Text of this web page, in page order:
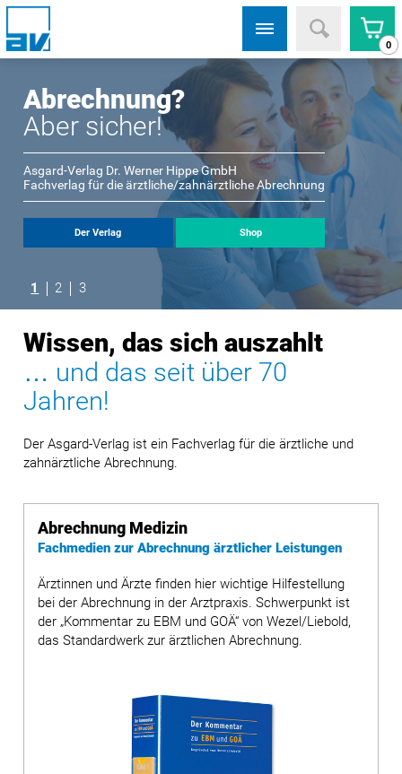
0
1 2 3
Abrechnung?
Aber sicher!
Asgard-Verlag Dr. Werner Hippe GmbH
Fachverlag für die ärztliche/zahnärztliche Abrechnung
Der Verlag Shop
Wissen, das sich auszahlt
… und das seit über 70
Jahren!
Der Asgard-Verlag ist ein Fachverlag für die ärztliche und
zahnärztliche Abrechnung.
Abrechnung Medizin
Fachmedien zur Abrechnung ärztlicher Leistungen
Ärztinnen und Ärzte finden hier wichtige Hilfestellung
bei der Abrechnung in der Arztpraxis. Schwerpunkt ist
der „Kommentar zu EBM und GOÄ“ von Wezel/Liebold,
das Standardwerk zur ärztlichen Abrechnung.